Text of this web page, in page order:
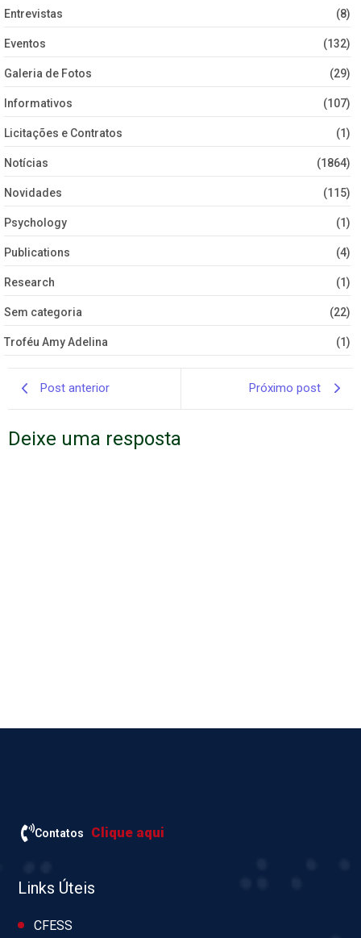
Entrevistas (8)
Eventos (132)
Galeria de Fotos (29)
Informativos (107)
Licitações e Contratos (1)
Notícias (1864)
Novidades (115)
Psychology (1)
Publications (4)
Research (1)
Sem categoria (22)
Troféu Amy Adelina (1)
Post anterior Próximo post
Deixe uma resposta
Contatos Clique aqui
Links Úteis
CFESS